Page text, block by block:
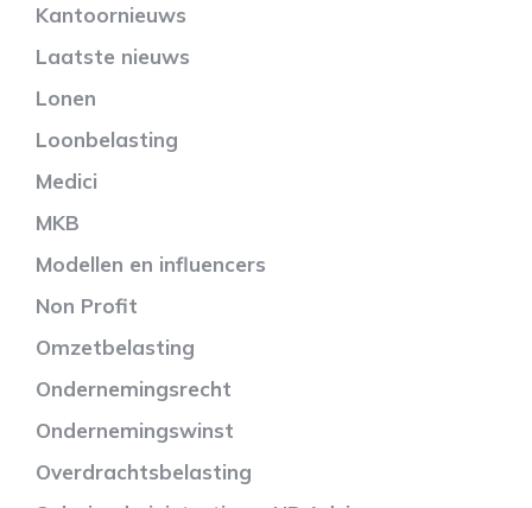
Kantoornieuws
Laatste nieuws
Lonen
Loonbelasting
Medici
MKB
Modellen en influencers
Non Profit
Omzetbelasting
Ondernemingsrecht
Ondernemingswinst
Overdrachtsbelasting